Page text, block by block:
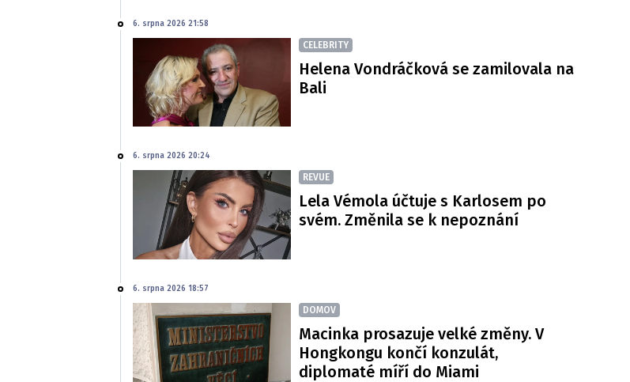
6. srpna 2026 21:58
CELEBRITY
Helena Vondráčková se zamilovala na
Bali
6. srpna 2026 20:24
REVUE
Lela Vémola účtuje s Karlosem po
svém. Změnila se k nepoznání
6. srpna 2026 18:57
DOMOV
Macinka prosazuje velké změny. V
Hongkongu končí konzulát,
diplomaté míří do Miami